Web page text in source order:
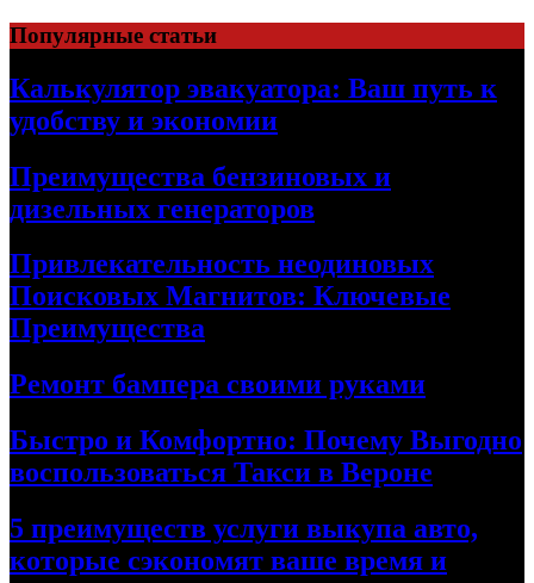
Skip
to
content
Популярные статьи
Калькулятор эвакуатора: Ваш путь к
удобству и экономии
Преимущества бензиновых и
дизельных генераторов
Привлекательность неодиновых
Поисковых Магнитов: Ключевые
Преимущества
Ремонт бампера своими руками
Быстро и Комфортно: Почему Выгодно
воспользоваться Такси в Вероне
5 преимуществ услуги выкупа авто,
которые сэкономят ваше время и